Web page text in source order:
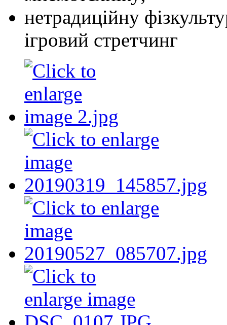
нетрадиційну
ігровий стретчинг